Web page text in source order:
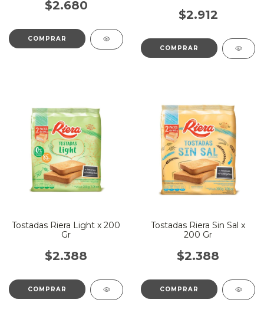
$2.680
$2.912
Tostadas Riera Light x 200
Gr
$2.388
Tostadas Riera Sin Sal x
200 Gr
$2.388